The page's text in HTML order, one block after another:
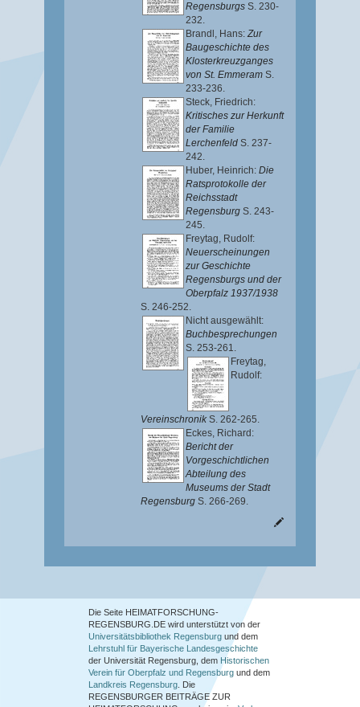
Regensburgs S. 230-
232.
Brandl, Hans:Zur
Baugeschichte des
Klosterkreuzganges
von St. Emmeram S.
233-236.
Steck, Friedrich:
Kritisches zur Herkunft
der Familie
Lerchenfeld S. 237-
242.
Huber, Heinrich: Die
Ratsprotokolle der
Reichsstadt
Regensburg S. 243-
245.
Freytag, Rudolf:
Neuerscheinungen
zur Geschichte
Regensburgs und der
Oberpfalz 1937/1938
S. 246-252.
Nicht ausgewählt:
Buchbesprechungen
S. 253-261.
Freytag,
Rudolf:
Vereinschronik S. 262-265.
Eckes, Richard :
Bericht der
Vorgeschichtlichen
Abteilung des
Museums der Stadt
Regensburg S. 266-269.
Die Seite HEIMATFORSCHUNG-
REGENSBURG.DE wird unterstützt von der
Universitätsbibliothek Regensburg und dem
Lehrstuhl für Bayerische Landesgeschichte
der Universität Regensburg, dem Historischen
Verein für Oberpfalz und Regensburg und dem
Landkreis Regensburg . Die
REGENSBURGER BEITRÄGE ZUR